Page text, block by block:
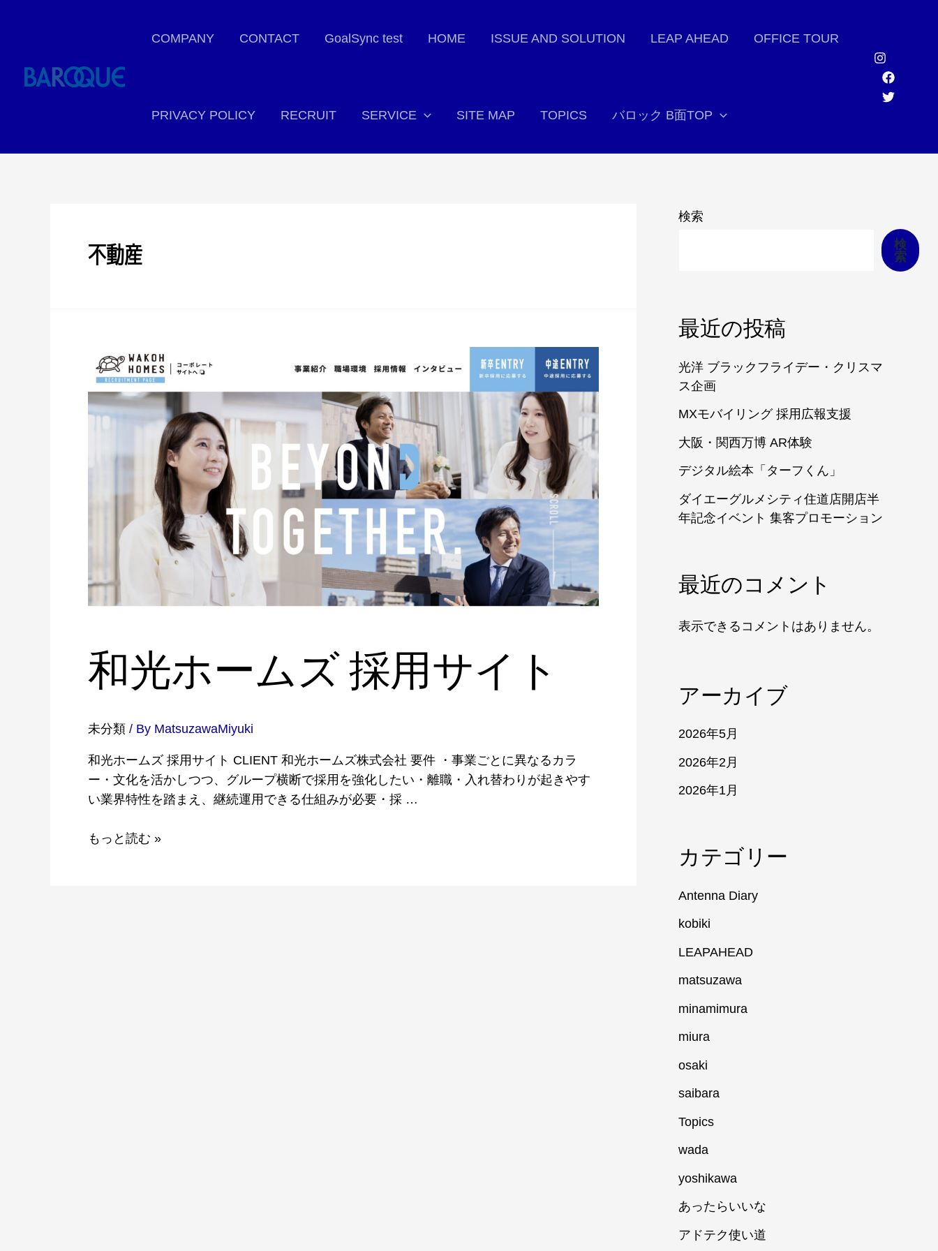
COMPANY CONTACT GoalSync test HOME ISSUE AND SOLUTION LEAP AHEAD OFFICE TOUR
PRIVACY POLICY RECRUIT SERVICE SITE MAP TOPICS バロック B面TOP
不動産
和光ホームズ 採用サイト
未分類 / By MatsuzawaMiyuki
和光ホームズ 採用サイト CLIENT 和光ホームズ株式会社 要件 ・事業ごとに異なるカラ
ー・文化を活かしつつ、グループ横断で採用を強化したい・離職・入れ替わりが起きやす
い業界特性を踏まえ、継続運用できる仕組みが必要・採 …
もっと読む »
検索
検
索
最近の投稿
光洋 ブラックフライデー・クリスマ
ス企画
MXモバイリング 採用広報支援
大阪・関西万博 AR体験
デジタル絵本「ターフくん」
ダイエーグルメシティ住道店開店半
年記念イベント 集客プロモーション
最近のコメント
表示できるコメントはありません。
アーカイブ
2026年5月
2026年2月
2026年1月
カテゴリー
Antenna Diary
kobiki
LEAPAHEAD
matsuzawa
minamimura
miura
osaki
saibara
Topics
wada
yoshikawa
あったらいいな
アドテク使い道